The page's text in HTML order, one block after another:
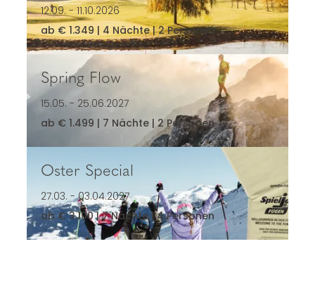
12.09. - 11.10.2026
ab € 1.349 | 4 Nächte | 2 Personen
Spring Flow
15.05. - 25.06.2027
ab € 1.499 | 7 Nächte | 2 Personen
Spring Flow
Oster Special
27.03. - 03.04.2027
ab € 3.100 | 7 Nächte | 4 Personen